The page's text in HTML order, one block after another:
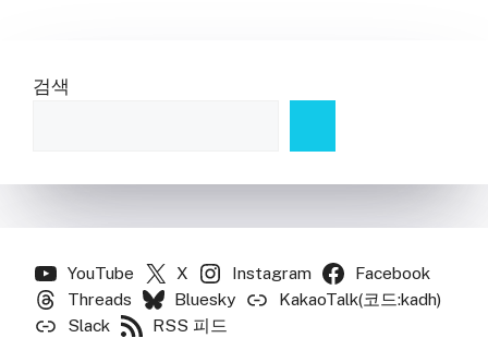
검색
YouTube X Instagram
Facebook
Threads
Bluesky
KakaoTalk(코드:kadh)
Slack
RSS 피드